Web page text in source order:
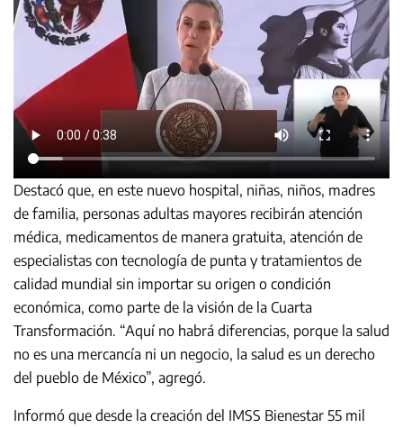
Destacó que, en este nuevo hospital, niñas, niños, madres
de familia, personas adultas mayores recibirán atención
médica, medicamentos de manera gratuita, atención de
especialistas con tecnología de punta y tratamientos de
calidad mundial sin importar su origen o condición
económica, como parte de la visión de la Cuarta
Transformación. “Aquí no habrá diferencias, porque la salud
no es una mercancía ni un negocio, la salud es un derecho
del pueblo de México”, agregó.
Informó que desde la creación del IMSS Bienestar 55 mil